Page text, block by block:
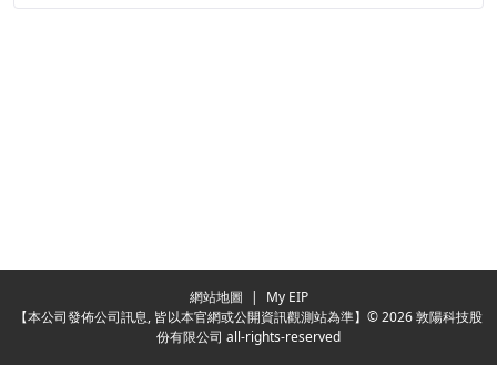
網站地圖 |
My EIP
【本公司發佈公司訊息, 皆以本官網或公開資訊觀測站為準】© 2026 敦陽科技股
份有限公司 all-rights-reserved